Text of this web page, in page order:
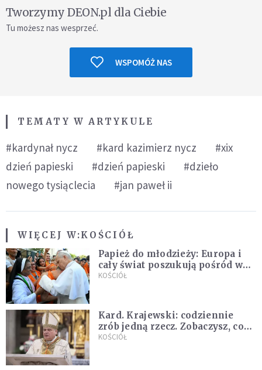
Tworzymy DEON.pl dla Ciebie
Tu możesz nas wesprzeć.
WSPOMÓŻ NAS
TEMATY W ARTYKULE
#kardynał nycz #kard kazimierz nycz
#xix
dzień papieski
#dzień papieski
#dzieło
nowego tysiąclecia
#jan paweł ii
WIĘCEJ W:KOŚCIÓŁ
Papież do młodzieży: Europa i
cały świat poszukują pośród was
nowych świętych
KOŚCIÓŁ
Kard. Krajewski: codziennie
zrób jedną rzecz. Zobaczysz, co
stanie się z twoim życiem
KOŚCIÓŁ